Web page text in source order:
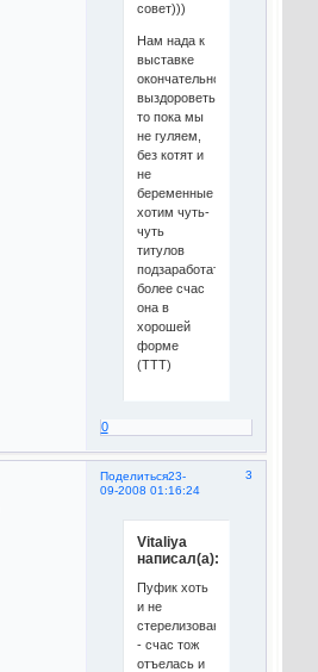
совет)))
Нам нада к
выставке
окончательно
выздороветь..А
то пока мы
не гуляем,
без котят и
не
беременные
хотим чуть-
чуть
титулов
подзаработать..тем
более счас
она в
хорошей
форме
(ТТТ)
0
Поделиться 3
23-
09-2008 01:16:24
Vitaliya
написал(а):
Пуфик хоть
и не
стерелизованная
- счас тож
отъелась и